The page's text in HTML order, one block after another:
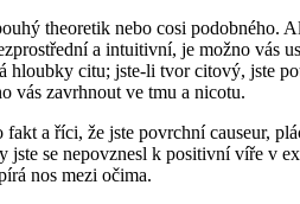
theoretik nebo cosi podobného.
a intuitivní, je možno vás
hloubky citu; jste-li tvor citový, jste
vás zavrhnout ve tmu a nicotu.
fakt a říci, že jste povrchní causeur,
jste se nepovznesl k positivní víře v
nos mezi očima.